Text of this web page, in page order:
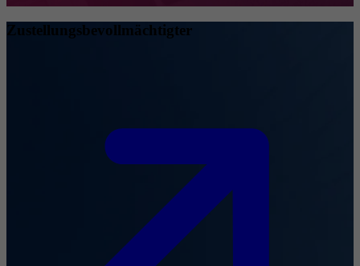
Zustellungsbevollmächtigter